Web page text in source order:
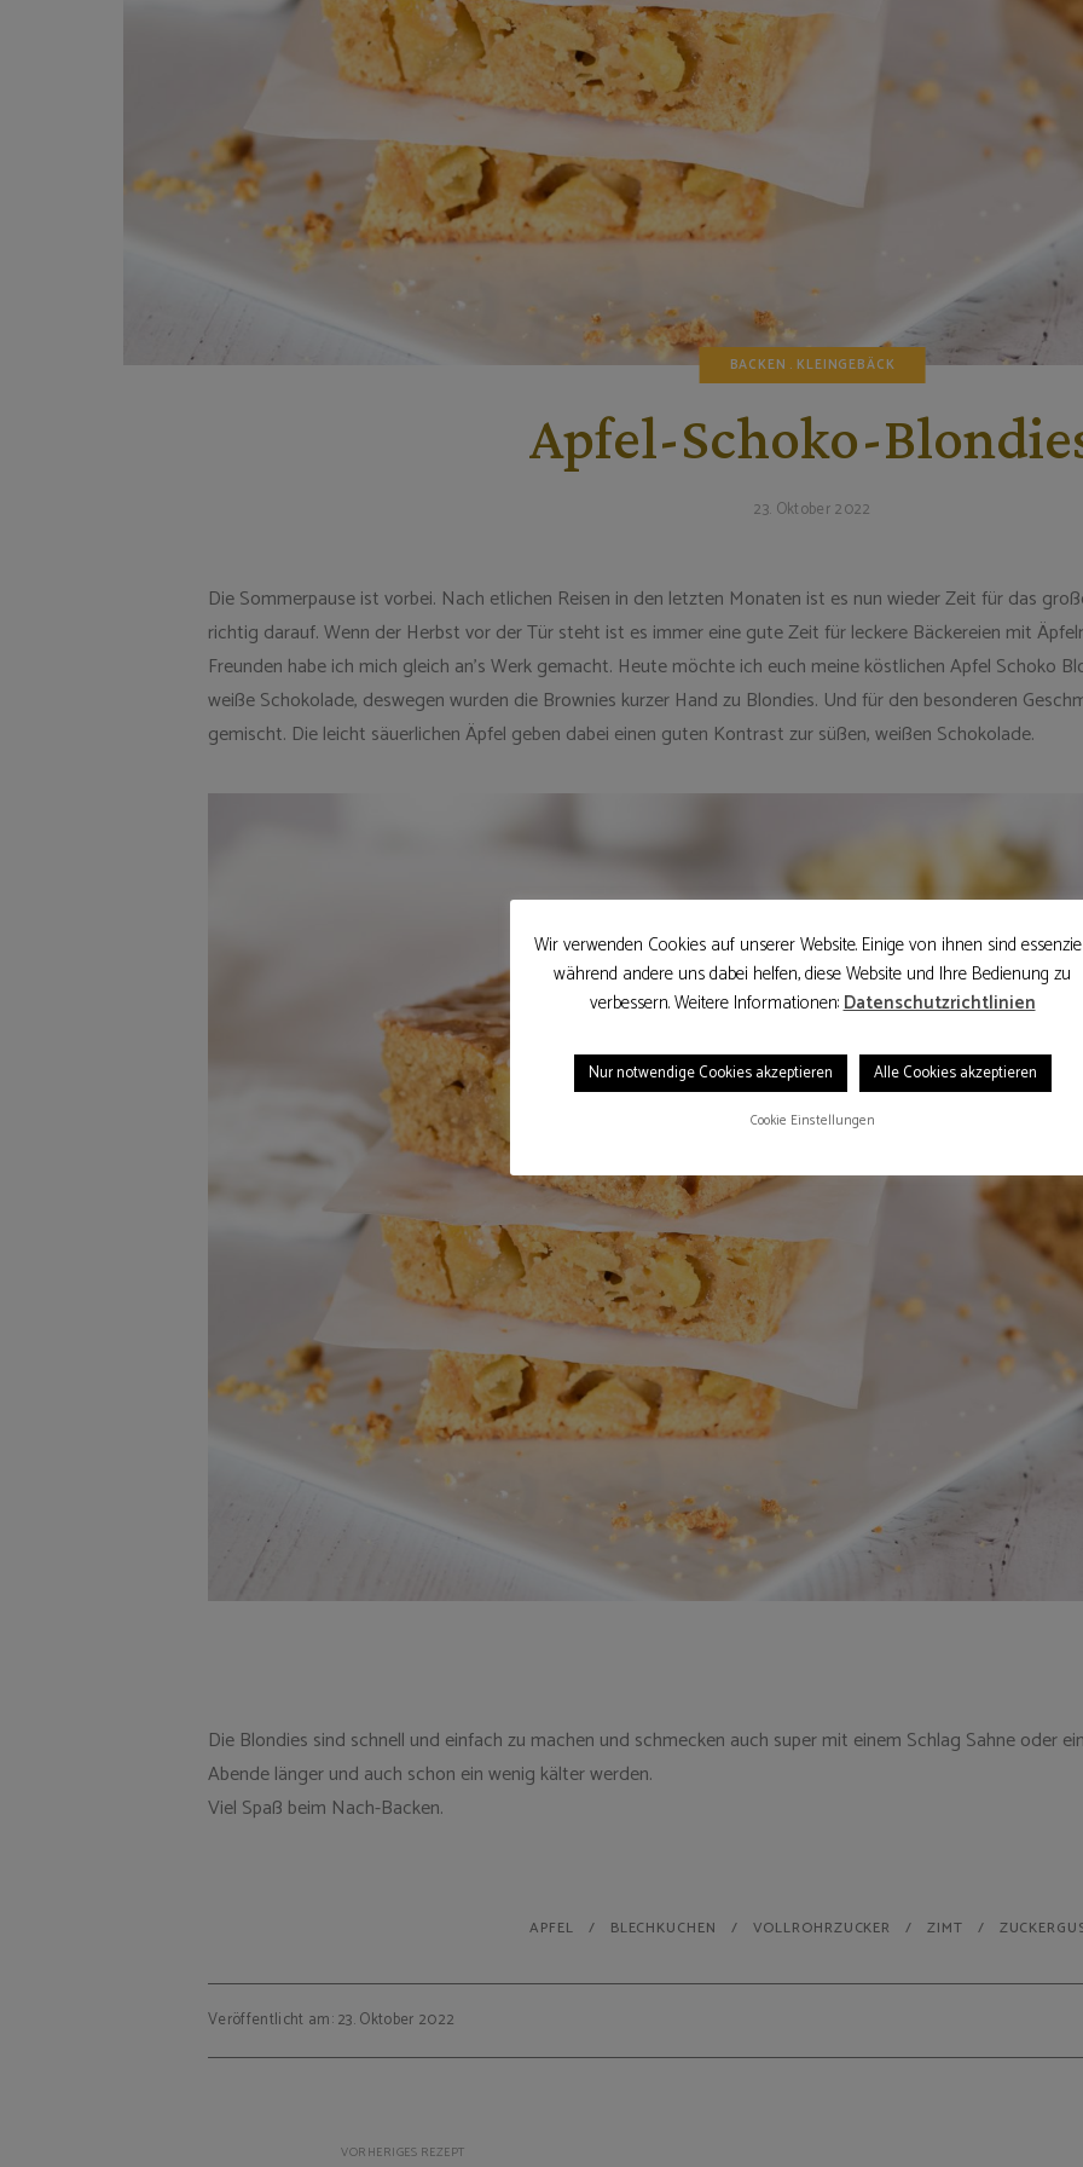
BACKEN KLEINGEBÄCK
Apfel-Schoko-
23. Oktober 2022
Die Sommerpause ist vorbei. Nach etlichen Reisen in den letzten Monaten ist es nun wieder Zeit für das
richtig darauf. Wenn der Herbst vor der Tür steht ist es immer eine gute Zeit für leckere Bäckereien mit
Freunden habe ich mich gleich an’s Werk gemacht. Heute möchte ich euch meine köstlichen Apfel Schoko
weiße Schokolade, deswegen wurden die Brownies kurzer Hand zu Blondies. Und für den besonderen
gemischt. Die leicht säuerlichen Äpfel geben dabei einen guten Kontrast zur süßen, weißen Schokolade.
Die Blondies sind schnell und einfach zu machen und schmecken auch super mit einem Schlag Sahne oder
Abende länger und auch schon ein wenig kälter werden.
Viel Spaß beim Nach-Backen.
APFEL BLECHKUCHEN VOLLROHRZUCKER ZIMT
Veröffentlicht am: 23. Oktober 2022
VORHERIGES REZEPT
Wir verwenden Cookies auf unserer Website. Einige von ihnen sind
während andere uns dabei helfen, diese Website und Ihre Bedienung zu
verbessern. Weitere Informationen:Datenschutzrichtlinien
Nur notwendige Cookies akzeptieren Alle Cookies akzeptieren
Cookie Einstellungen